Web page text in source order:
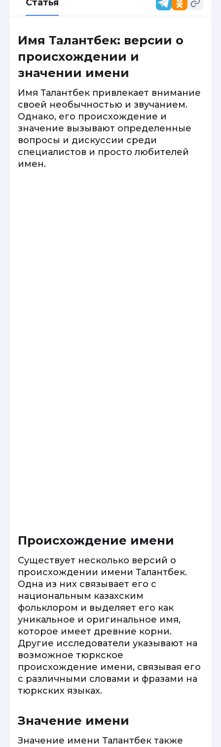
Статья
Имя Талантбек: версии о
происхождении и
значении имени
Имя Талантбек привлекает внимание
своей необычностью и звучанием.
Однако, его происхождение и
значение вызывают определенные
вопросы и дискуссии среди
специалистов и просто любителей
имен.
Происхождение имени
Существует несколько версий о
происхождении имени Талантбек.
Одна из них связывает его с
национальным казахским
фольклором и выделяет его как
уникальное и оригинальное имя,
которое имеет древние корни.
Другие исследователи указывают на
возможное тюркское
происхождение имени, связывая его
с различными словами и фразами на
тюркских языках.
Значение имени
Значение имени Талантбек также